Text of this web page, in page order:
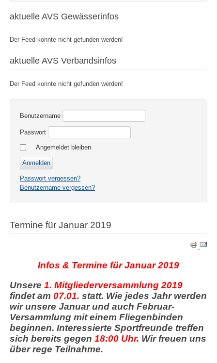
aktuelle AVS Gewässerinfos
Der Feed konnte nicht gefunden werden!
aktuelle AVS Verbandsinfos
Der Feed konnte nicht gefunden werden!
Benutzername
Passwort
Angemeldet bleiben
Passwort vergessen?
Benutzername vergessen?
Termine für Januar 2019
Infos & Termine für Januar 2019
Unsere 1. Mitgliederversammlung 2019
findet am 07.01. statt. Wie jedes Jahr werden
wir unsere Januar und auch Februar-
Versammlung mit einem Fliegenbinden
beginnen. Interessierte Sportfreunde treffen
sich bereits gegen 18:00 Uhr. Wir freuen uns
über rege Teilnahme.